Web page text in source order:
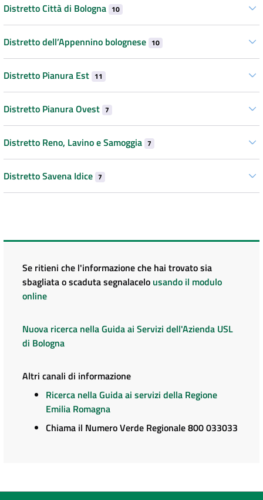
Distretto Città di Bologna 10
Distretto dell’Appennino bolognese 10
Distretto Pianura Est 11
Distretto Pianura Ovest 7
Distretto Reno, Lavino e Samoggia 7
Distretto Savena Idice 7
Se ritieni che l'informazione che hai trovato sia
sbagliata o scaduta segnalacelo usando il modulo
online
Nuova ricerca nella Guida ai Servizi dell'Azienda USL
di Bologna
Altri canali di informazione
Ricerca nella Guida ai servizi della Regione
Emilia Romagna
Chiama il Numero Verde Regionale 800 033033